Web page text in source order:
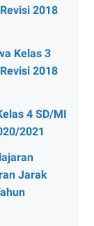
2018
Kelas 3
2018
4 SD/MI
2021
Jarak